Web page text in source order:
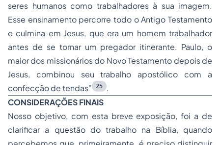
seres humanos como trabalhadores à sua imagem.
Esse ensinamento percorre todo o Antigo Testamento
e culmina em Jesus, que era um homem trabalhador
antes de se tornar um pregador itinerante. Paulo, o
maior dos missionários do Novo Testamento depois de
Jesus, combinou seu trabalho apostólico com a
confecção de tendas”
25
.
CONSIDERAÇÕES FINAIS
Nosso objetivo, com esta breve exposição, foi a de
clarificar a questão do trabalho na Bíblia, quando